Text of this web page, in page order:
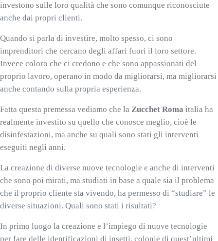
investono sulle loro qualità che sono comunque riconosciute
anche dai propri clienti.
Quando si parla di investire, molto spesso, ci sono
imprenditori che cercano degli affari fuori il loro settore.
Invece coloro che ci credono e che sono appassionati del
proprio lavoro, operano in modo da migliorarsi, ma migliorarsi
anche contando sulla propria esperienza.
Fatta questa premessa vediamo che laZucchet Roma italia ha
realmente investito su quello che conosce meglio, cioè le
disinfestazioni, ma anche su quali sono stati gli interventi
eseguiti negli anni.
La creazione di diverse nuove tecnologie e anche di interventi
che sono poi mirati, ma studiati in base a quale sia il problema
che il proprio cliente sta vivendo, ha permesso di “studiare” le
diverse situazioni. Quali sono stati i risultati?
In primo luogo la creazione e l’impiego di nuove tecnologie
per fare delle identificazioni di insetti, colonie di quest’ultimi